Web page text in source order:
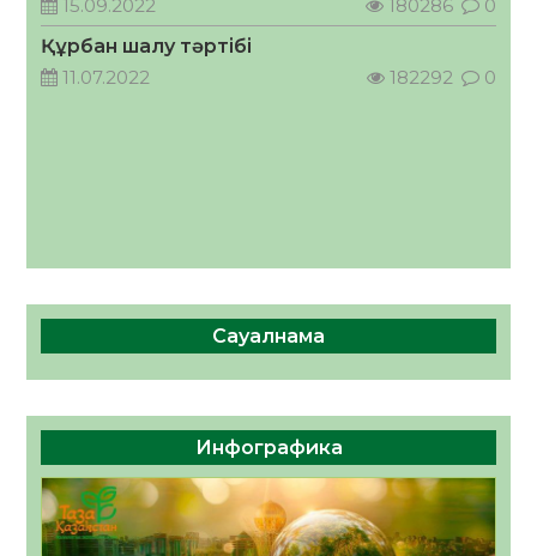
06.08.2026
62 0
15.09.2022
180286
0
Құрбан шалу тәртібі
11.07.2022
182292 0
Сауалнама
Инфографика